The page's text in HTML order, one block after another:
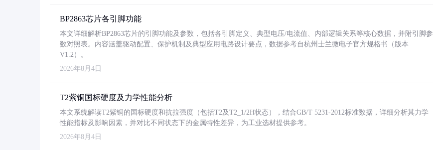
BP2863芯片各引脚功能
本文详细解析BP2863芯片的引脚功能及参数，包括各引脚定义、典型电压/电流值、内部逻辑关系等核心数据，并附引脚参
数对照表。内容涵盖驱动配置、保护机制及典型应用电路设计要点，数据参考自杭州士兰微电子官方规格书（版本
V1.2）。
2026年8月4日
T2紫铜国标硬度及力学性能分析
本文系统解读T2紫铜的国标硬度和抗拉强度（包括T2及T2_1/2H状态），结合GB/T 5231-2012标准数据，详细分析其力学
性能指标及影响因素，并对比不同状态下的金属特性差异，为工业选材提供参考。
2026年8月4日